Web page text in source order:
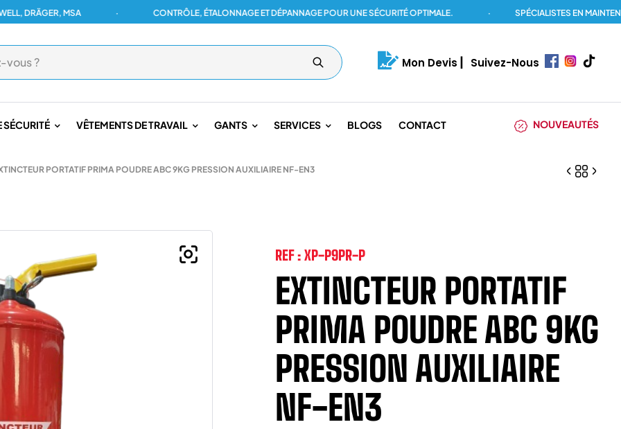
MSA CONTRÔLE, ÉTALONNAGE ET DÉPANNAGE POUR UNE SÉCURITÉ OPTIMALE. SPÉCIALISTES EN MAINTENANCE
Mon Devis Suivez-Nous
SÉCURITÉ VÊTEMENTS DE TRAVAIL GANTS SERVICES BLOGS CONTACT NOUVEAUTÉS
PORTATIF PRIMA POUDRE ABC 9KG PRESSION AUXILIAIRE NF-EN3
REF : XP-P9PR-P
EXTINCTEUR PORTATIF
PRIMA POUDRE ABC 9KG
PRESSION AUXILIAIRE
NF-EN3